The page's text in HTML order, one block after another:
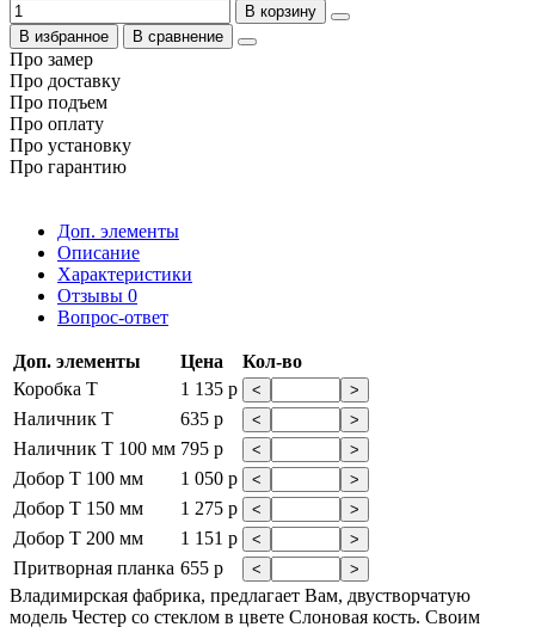
В корзину
В избранное
В сравнение
Про замер
Про доставку
Про подъем
Про оплату
Про установку
Про гарантию
Доп. элементы
Описание
Характеристики
Отзывы 0
Вопрос-ответ
Доп. элементы Цена
Кол-во
Коробка Т
1 135 р < >
Наличник Т 635 р < >
Наличник Т 100 мм 795 р < >
Добор Т 100 мм 1 050 р < >
Добор Т 150 мм 1 275 р < >
Добор Т 200 мм 1 151 р < >
Притворная планка 655 р < >
Владимирская фабрика, предлагает Вам, двустворчатую
модель Честер со стеклом в цвете Слоновая кость. Своим